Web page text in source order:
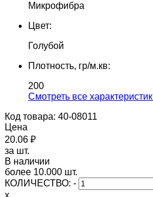
Микрофибра
Цвет:
Голубой
Плотность, гр/м.кв:
200
Cмотреть все
Код товара: 40-08011
Цена
20.06 ₽
за шт.
В наличии
более 10.000 шт.
КОЛИЧЕСТВО: -
x